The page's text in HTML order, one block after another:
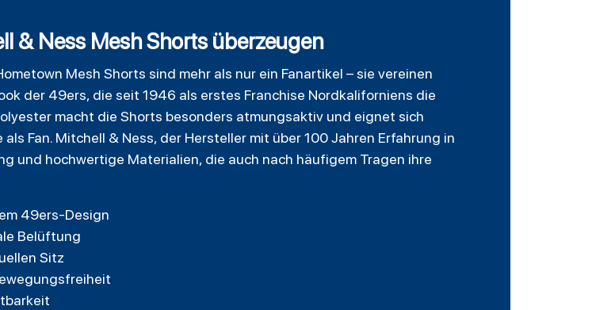
& Ness Mesh Shorts überzeugen
Mesh Shorts sind mehr als nur ein Fanartikel – sie vereinen
der 49ers, die seit 1946 als erstes Franchise Nordkaliforniens die
macht die Shorts besonders atmungsaktiv und eignet sich
Fan. Mitchell & Ness, der Hersteller mit über 100 Jahren Erfahrung in
und hochwertige Materialien, die auch nach häufigem Tragen ihre
49ers-Design
Belüftung
Sitz